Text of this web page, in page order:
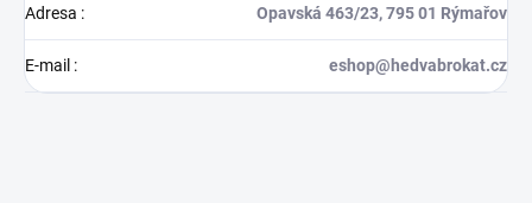
Adresa : Opavská 463/23, 795 01 Rýmařov
E-mail : eshop@hedvabrokat.cz